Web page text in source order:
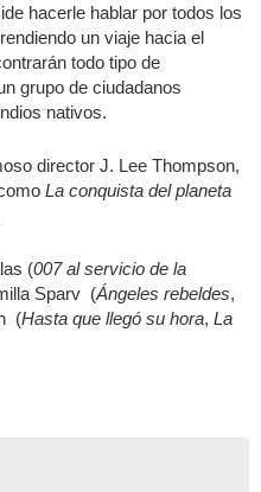
hacerle hablar por todos los
un viaje hacia el
todo tipo de
grupo de ciudadanos
nativos.
director J. Lee Thompson,
La conquista del planeta
(007 al servicio de la
Sparv (Ángeles rebeldes,
(Hasta que llegó su hora, La